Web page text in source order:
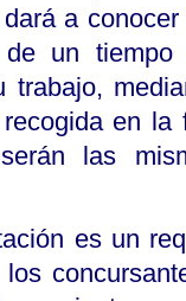
a
de un
trabajo,
en la
las
es un